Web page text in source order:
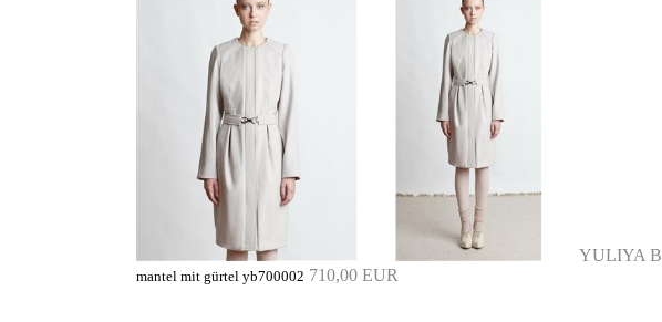
YULIYA
mantel mit gürtel yb700002 710,00 EUR